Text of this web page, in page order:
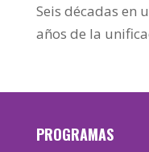
Seis décadas en
años de la
PROGRAMAS